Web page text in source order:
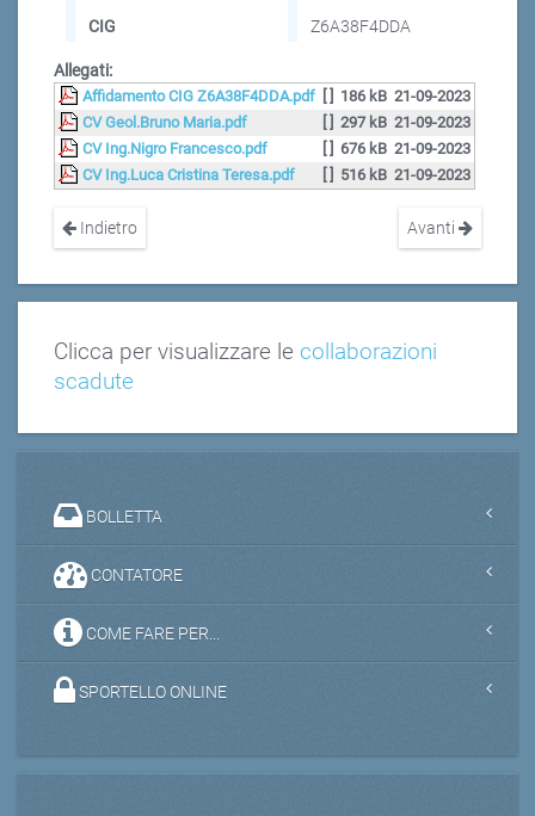
CIG Z6A38F4DDA
Allegati:
Affidamento CIG Z6A38F4DDA.pdf 186 kB 21-09-2023
CV Geol.Bruno Maria.pdf
297 kB 21-09-2023
CV Ing.Nigro Francesco.pdf
676 kB 21-09-2023
CV Ing.Luca Cristina Teresa.pdf
516 kB 21-09-2023
Indietro Avanti
Clicca per visualizzare le collaborazioni
scadute
BOLLETTA
CONTATORE
COME FARE PER...
SPORTELLO ONLINE